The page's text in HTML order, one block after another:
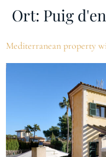
Ort: Puig
Mediterranean property